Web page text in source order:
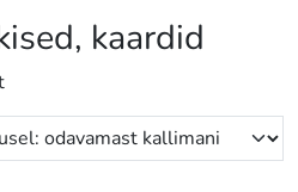
kaardid
Sorditud
hinna
järgi:
madalast